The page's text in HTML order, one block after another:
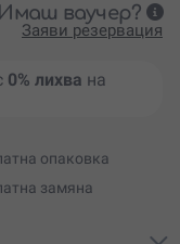
Имаш ваучер?
Заяви резервация
0% лихва на
опаковка
замяна